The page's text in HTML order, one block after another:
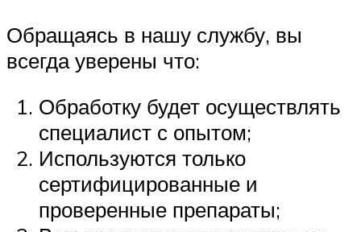
Обращаясь в нашу службу, вы
всегда уверены что:
Обработку будет осуществлять
специалист с опытом;
Используются только
сертифицированные и
проверенные препараты;